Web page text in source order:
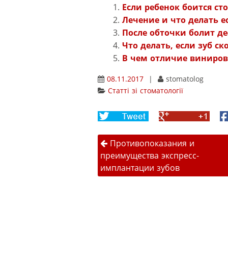
Если ребенок боится
Лечение и что делать
После обточки болит
Что делать, если зуб
В чем отличие
08.11.2017 |
stomatolog
Статті зі стоматології
Share
Twitter
Share
Google+
Навігація
Противопоказания и
преимущества экспресс-
имплантации зубов